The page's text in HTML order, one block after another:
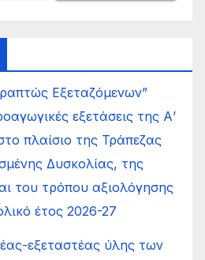
Εξεταζόμενων”
εξετάσεις της Α’
πλαίσιο της Τράπεζας
Δυσκολίας, της
του τρόπου αξιολόγησης
έτος 2026-27
εξεταστέας ύλης των